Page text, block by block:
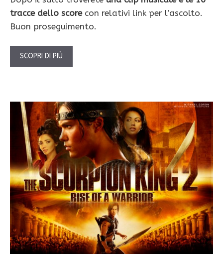
tracce dello score con relativi link per l’ascolto.
Buon proseguimento.
SCOPRI DI PIÙ